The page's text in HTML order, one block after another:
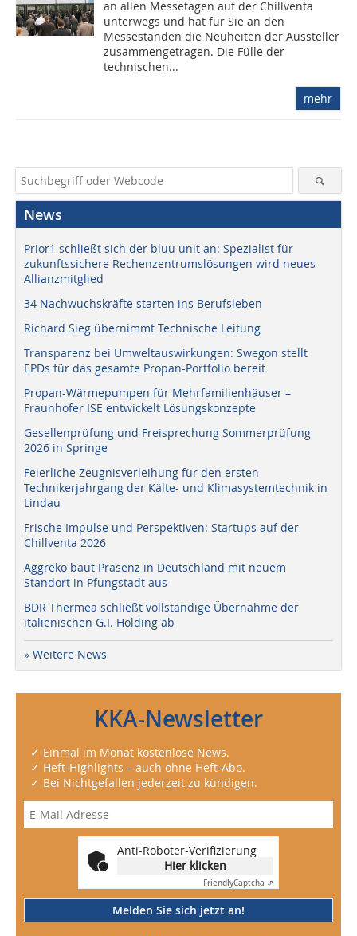
an allen Messetagen auf der Chillventa
unterwegs und hat für Sie an den
Messeständen die Neuheiten der Aussteller
zusammengetragen. Die Fülle der
technischen...
mehr
News
Prior1 schließt sich der bluu unit an: Spezialist für
zukunftssichere Rechenzentrumslösungen wird neues
Allianzmitglied
34 Nachwuchskräfte starten ins Berufsleben
Richard Sieg übernimmt Technische Leitung
Transparenz bei Umweltauswirkungen: Swegon stellt
EPDs für das gesamte Propan-Portfolio bereit
Propan-Wärmepumpen für Mehrfamilienhäuser –
Fraunhofer ISE entwickelt Lösungskonzepte
Gesellenprüfung und Freisprechung Sommerprüfung
2026 in Springe
Feierliche Zeugnisverleihung für den ersten
Technikerjahrgang der Kälte- und Klimasystemtechnik in
Lindau
Frische Impulse und Perspektiven: Startups auf der
Chillventa 2026
Aggreko baut Präsenz in Deutschland mit neuem
Standort in Pfungstadt aus
BDR Thermea schließt vollständige Übernahme der
italienischen G.I. Holding ab
» Weitere News
KKA-Newsletter
✓ Einmal im Monat kostenlose News.
✓ Heft-Highlights – auch ohne Heft-Abo.
✓ Bei Nichtgefallen jederzeit zu kündigen.
Anti-Roboter-Verifizierung
Hier klicken
FriendlyCaptcha ⇗
Melden Sie sich jetzt an!